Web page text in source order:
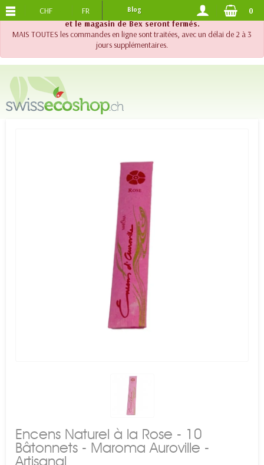
!! Important !! Jusqu'au 20 août 2026, le support téléphonique
et le magasin de Bex seront fermés.
MAIS TOUTES les commandes en ligne sont traitées, avec un délai de 2 à 3
jours supplémentaires.
PORTS OFFERTS DES 120.-
CHF FR Blog 0
Encens Naturel à la Rose - 10
Bâtonnets - Maroma Auroville -
Artisanal